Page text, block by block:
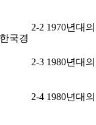
국경
2-2 1970년대
2-3 1980년대
2-4 1980년대